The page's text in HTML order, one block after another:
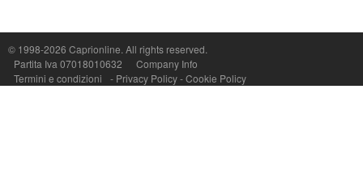
© 1998-2026 Caprionline. All rights reserved.
Partita Iva 07018010632
Company Info
Termini e condizioni
- Privacy Policy-Cookie Policy
P.Iva, C.F. e n.Reg.Imprese Napoli: 07018010632 - Rea n.557643